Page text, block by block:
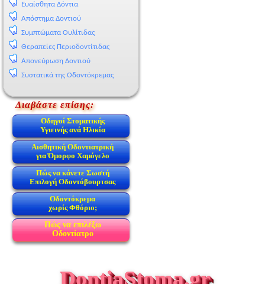
Ευαίσθητα Δόντια
Απόστημα Δοντιού
Συμπτώματα Ουλίτιδας
Θεραπείες Περιοδοντίτιδας
Απονεύρωση Δοντιού
Συστατικά της Οδοντόκρεμας
Διαβάστε επίσης:
Οδηγοί Στοματικής
Υγιεινής ανά Ηλικία
Αισθητική Οδοντιατρική
για Όμορφο Χαμόγελο
Πώς να κάνετε Σωστή
Επιλογή Οδοντόβουρτσας
Οδοντόκρεμα
χωρίς Φθόριο;
Πώς να επιλέξω
Οδοντίατρο
DontiaStoma.gr